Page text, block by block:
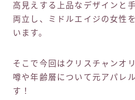
高見えする上品なデザインと
両立し、ミドルエイジの女性
います。
そこで今回はクリスチャンオ
噂や年齢層について元アパレ
す！